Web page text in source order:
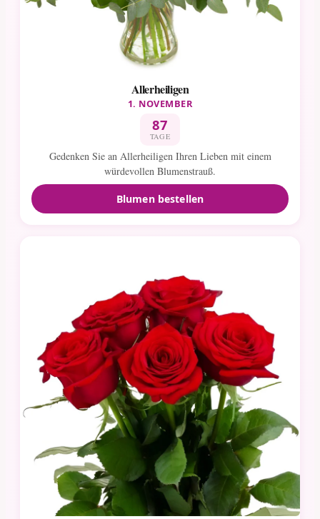
Allerheiligen
1. NOVEMBER
87
TAGE
Gedenken Sie an Allerheiligen Ihren Lieben mit einem
würdevollen Blumenstrauß.
Blumen bestellen